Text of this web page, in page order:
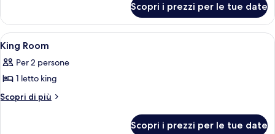
Room
Double
Room
Scopri i prezzi per le tue date
Apri
tutte
le
foto
per
Biancheria da letto di alta qualità,
2
King Room
Per 2 persone
1 letto king
Scopri di più
Altri
Scopri i prezzi per le tue date